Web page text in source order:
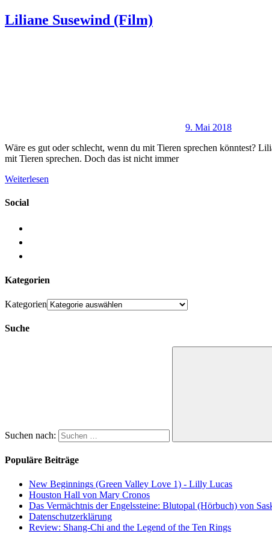
Liliane Susewind (Film)
9. Mai 2018
Wäre es gut oder schlecht, wenn du mit Tieren sprechen könntest?
mit Tieren sprechen. Doch das ist nicht immer
Weiterlesen
Social
Kategorien
Kategorien
Suche
Suchen nach:
Populäre Beiträge
New Beginnings (Green Valley Love 1) - Lilly Lucas
Houston Hall von Mary Cronos
Das Vermächtnis der Engelssteine: Blutopal (Hörbuch) von
Datenschutzerklärung
Review: Shang-Chi and the Legend of the Ten Rings